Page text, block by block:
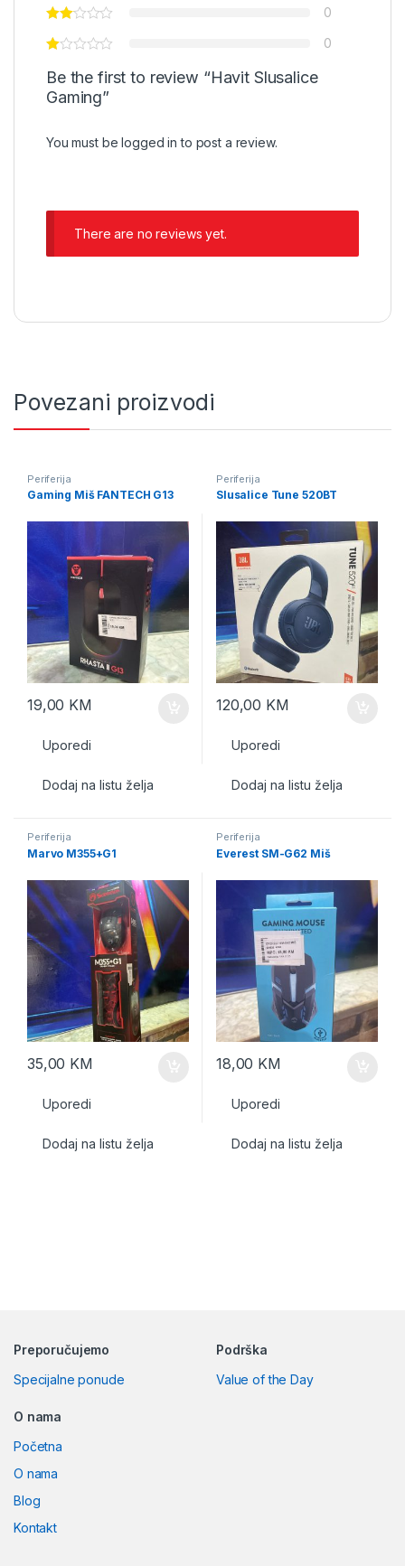
0
0
Be the first to review “Havit Slusalice
Gaming”
You must belogged in to post a review.
There are no reviews yet.
Povezani proizvodi
Periferija
Gaming Miš FANTECH G13
19,00 KM
Uporedi
Dodaj na listu želja
Periferija
Slusalice Tune 520BT
120,00 KM
Uporedi
Dodaj na listu želja
Periferija
Marvo M355+G1
35,00 KM
Uporedi
Dodaj na listu želja
Periferija
Everest SM-G62 Miš
18,00 KM
Uporedi
Dodaj na listu želja
Preporučujemo
Specijalne ponude
Podrška
Value of the Day
O nama
Početna
O nama
Blog
Kontakt